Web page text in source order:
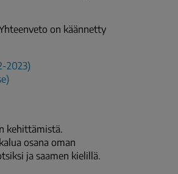
on käännetty
2023)
kehittämistä.
osana oman
ja saamen kielillä.